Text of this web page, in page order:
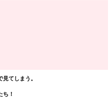
てしまう。
ち！